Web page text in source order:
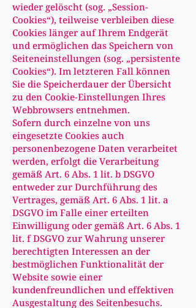
wieder gelöscht (sog. „Session-
Cookies“), teilweise verbleiben diese
Cookies länger auf Ihrem Endgerät
und ermöglichen das Speichern von
Seiteneinstellungen (sog. „persistente
Cookies“). Im letzteren Fall können
Sie die Speicherdauer der Übersicht
zu den Cookie-Einstellungen Ihres
Webbrowsers entnehmen.
Sofern durch einzelne von uns
eingesetzte Cookies auch
personenbezogene Daten verarbeitet
werden, erfolgt die Verarbeitung
gemäß Art. 6 Abs. 1 lit. b DSGVO
entweder zur Durchführung des
Vertrages, gemäß Art. 6 Abs. 1 lit. a
DSGVO im Falle einer erteilten
Einwilligung oder gemäß Art. 6 Abs. 1
lit. f DSGVO zur Wahrung unserer
berechtigten Interessen an der
bestmöglichen Funktionalität der
Website sowie einer
kundenfreundlichen und effektiven
Ausgestaltung des Seitenbesuchs.